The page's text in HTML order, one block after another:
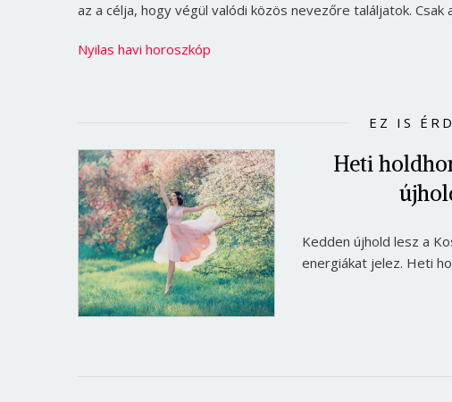
az a célja, hogy végül valódi közös nevezőre találjatok.
Nyilas havi horoszkóp
EZ IS
Heti
Kedden újhold lesz a
energiákat jelez. Heti